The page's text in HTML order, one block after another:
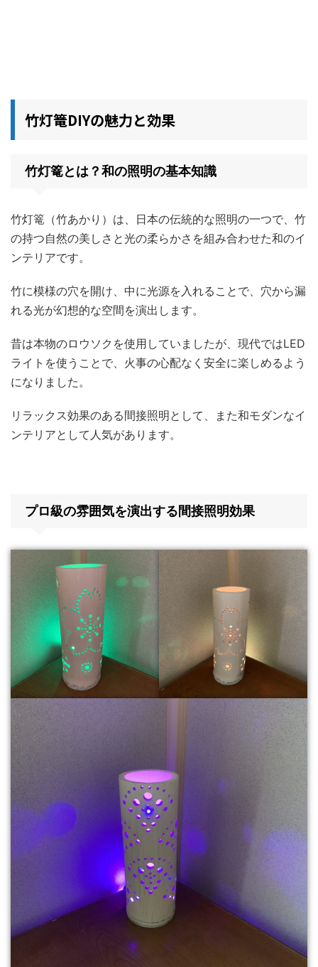
竹灯篭DIYの魅力と効果
竹灯篭とは？和の照明の基本知識
竹灯篭（竹あかり）は、日本の伝統的な照明の一つで、竹
の持つ自然の美しさと光の柔らかさを組み合わせた和のイ
ンテリアです。
竹に模様の穴を開け、中に光源を入れることで、穴から漏
れる光が幻想的な空間を演出します。
昔は本物のロウソクを使用していましたが、現代ではLED
ライトを使うことで、火事の心配なく安全に楽しめるよう
になりました。
リラックス効果のある間接照明として、また和モダンなイ
ンテリアとして人気があります。
プロ級の雰囲気を演出する間接照明効果